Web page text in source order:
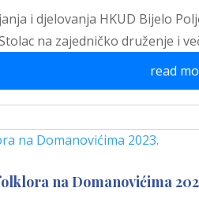
i djelovanja HKUD Bijelo
na zajedničko druženje i
read
na Domanovićima